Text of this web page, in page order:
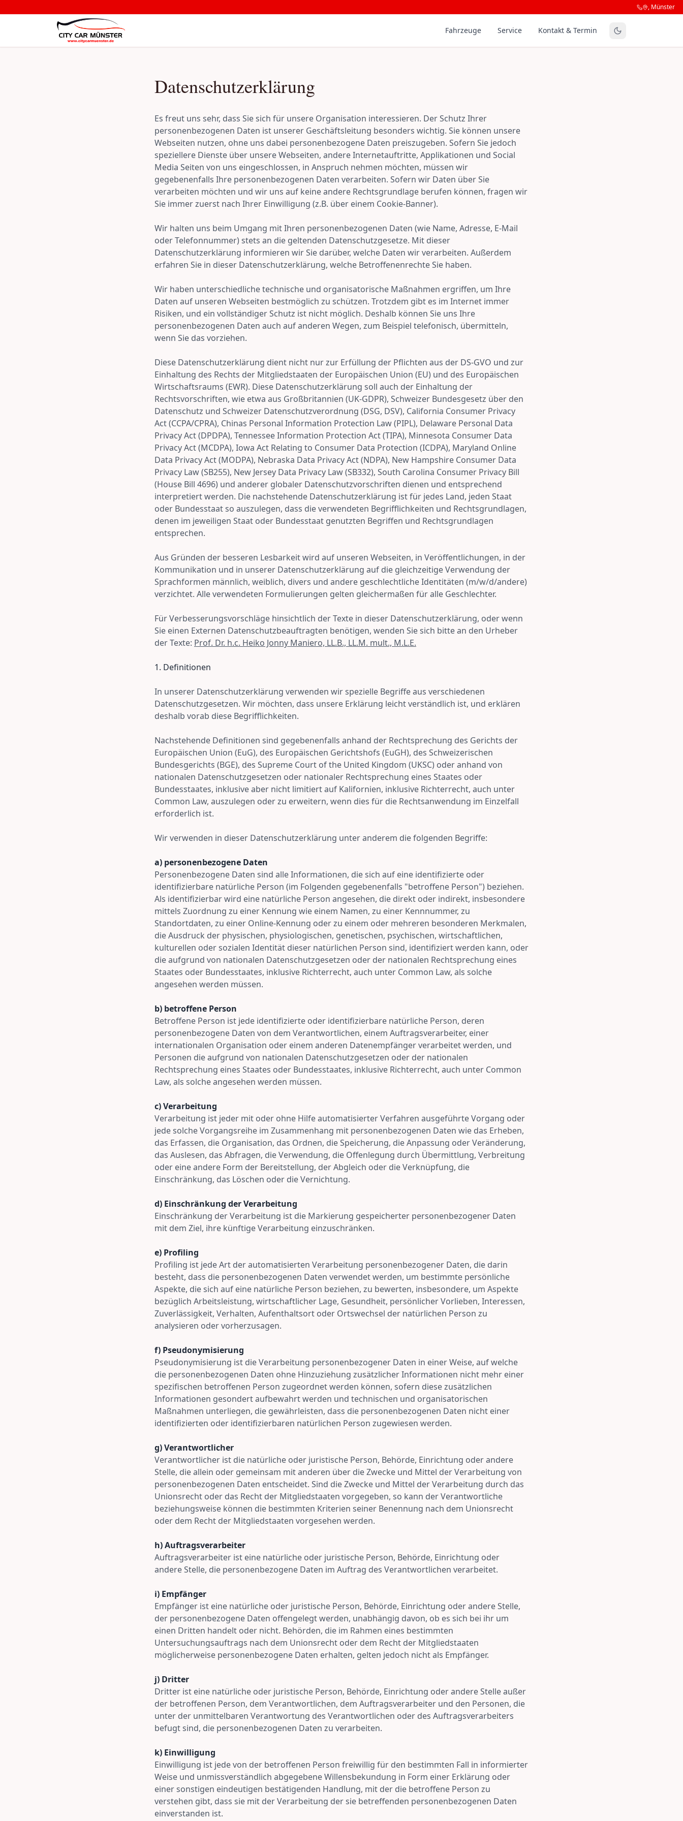
, Münster
Fahrzeuge Service Kontakt & Termin
Datenschutzerklärung
Es freut uns sehr, dass Sie sich für unsere Organisation interessieren. Der Schutz Ihrer
personenbezogenen Daten ist unserer Geschäftsleitung besonders wichtig. Sie können unsere
Webseiten nutzen, ohne uns dabei personenbezogene Daten preiszugeben. Sofern Sie jedoch
speziellere Dienste über unsere Webseiten, andere Internetauftritte, Applikationen und Social
Media Seiten von uns eingeschlossen, in Anspruch nehmen möchten, müssen wir
gegebenenfalls Ihre personenbezogenen Daten verarbeiten. Sofern wir Daten über Sie
verarbeiten möchten und wir uns auf keine andere Rechtsgrundlage berufen können, fragen wir
Sie immer zuerst nach Ihrer Einwilligung (z.B. über einem Cookie-Banner).
Wir halten uns beim Umgang mit Ihren personenbezogenen Daten (wie Name, Adresse, E-Mail
oder Telefonnummer) stets an die geltenden Datenschutzgesetze. Mit dieser
Datenschutzerklärung informieren wir Sie darüber, welche Daten wir verarbeiten. Außerdem
erfahren Sie in dieser Datenschutzerklärung, welche Betroffenenrechte Sie haben.
Wir haben unterschiedliche technische und organisatorische Maßnahmen ergriffen, um Ihre
Daten auf unseren Webseiten bestmöglich zu schützen. Trotzdem gibt es im Internet immer
Risiken, und ein vollständiger Schutz ist nicht möglich. Deshalb können Sie uns Ihre
personenbezogenen Daten auch auf anderen Wegen, zum Beispiel telefonisch, übermitteln,
wenn Sie das vorziehen.
Diese Datenschutzerklärung dient nicht nur zur Erfüllung der Pflichten aus der DS-GVO und zur
Einhaltung des Rechts der Mitgliedstaaten der Europäischen Union (EU) und des Europäischen
Wirtschaftsraums (EWR). Diese Datenschutzerklärung soll auch der Einhaltung der
Rechtsvorschriften, wie etwa aus Großbritannien (UK-GDPR), Schweizer Bundesgesetz über den
Datenschutz und Schweizer Datenschutzverordnung (DSG, DSV), California Consumer Privacy
Act (CCPA/CPRA), Chinas Personal Information Protection Law (PIPL), Delaware Personal Data
Privacy Act (DPDPA), Tennessee Information Protection Act (TIPA), Minnesota Consumer Data
Privacy Act (MCDPA), Iowa Act Relating to Consumer Data Protection (ICDPA), Maryland Online
Data Privacy Act (MODPA), Nebraska Data Privacy Act (NDPA), New Hampshire Consumer Data
Privacy Law (SB255), New Jersey Data Privacy Law (SB332), South Carolina Consumer Privacy Bill
(House Bill 4696) und anderer globaler Datenschutzvorschriften dienen und entsprechend
interpretiert werden. Die nachstehende Datenschutzerklärung ist für jedes Land, jeden Staat
oder Bundesstaat so auszulegen, dass die verwendeten Begrifflichkeiten und Rechtsgrundlagen,
denen im jeweiligen Staat oder Bundesstaat genutzten Begriffen und Rechtsgrundlagen
entsprechen.
Aus Gründen der besseren Lesbarkeit wird auf unseren Webseiten, in Veröffentlichungen, in der
Kommunikation und in unserer Datenschutzerklärung auf die gleichzeitige Verwendung der
Sprachformen männlich, weiblich, divers und andere geschlechtliche Identitäten (m/w/d/andere)
verzichtet. Alle verwendeten Formulierungen gelten gleichermaßen für alle Geschlechter.
Für Verbesserungsvorschläge hinsichtlich der Texte in dieser Datenschutzerklärung, oder wenn
Sie einen Externen Datenschutzbeauftragten benötigen, wenden Sie sich bitte an den Urheber
der Texte: Prof. Dr. h.c. Heiko Jonny Maniero, LL.B., LL.M. mult., M.L.E.
1. Definitionen
In unserer Datenschutzerklärung verwenden wir spezielle Begriffe aus verschiedenen
Datenschutzgesetzen. Wir möchten, dass unsere Erklärung leicht verständlich ist, und erklären
deshalb vorab diese Begrifflichkeiten.
Nachstehende Definitionen sind gegebenenfalls anhand der Rechtsprechung des Gerichts der
Europäischen Union (EuG), des Europäischen Gerichtshofs (EuGH), des Schweizerischen
Bundesgerichts (BGE), des Supreme Court of the United Kingdom (UKSC) oder anhand von
nationalen Datenschutzgesetzen oder nationaler Rechtsprechung eines Staates oder
Bundesstaates, inklusive aber nicht limitiert auf Kalifornien, inklusive Richterrecht, auch unter
Common Law, auszulegen oder zu erweitern, wenn dies für die Rechtsanwendung im Einzelfall
erforderlich ist.
Wir verwenden in dieser Datenschutzerklärung unter anderem die folgenden Begriffe:
a) personenbezogene Daten
Personenbezogene Daten sind alle Informationen, die sich auf eine identifizierte oder
identifizierbare natürliche Person (im Folgenden gegebenenfalls "betroffene Person") beziehen.
Als identifizierbar wird eine natürliche Person angesehen, die direkt oder indirekt, insbesondere
mittels Zuordnung zu einer Kennung wie einem Namen, zu einer Kennnummer, zu
Standortdaten, zu einer Online-Kennung oder zu einem oder mehreren besonderen Merkmalen,
die Ausdruck der physischen, physiologischen, genetischen, psychischen, wirtschaftlichen,
kulturellen oder sozialen Identität dieser natürlichen Person sind, identifiziert werden kann, oder
die aufgrund von nationalen Datenschutzgesetzen oder der nationalen Rechtsprechung eines
Staates oder Bundesstaates, inklusive Richterrecht, auch unter Common Law, als solche
angesehen werden müssen.
b) betroffene Person
Betroffene Person ist jede identifizierte oder identifizierbare natürliche Person, deren
personenbezogene Daten von dem Verantwortlichen, einem Auftragsverarbeiter, einer
internationalen Organisation oder einem anderen Datenempfänger verarbeitet werden, und
Personen die aufgrund von nationalen Datenschutzgesetzen oder der nationalen
Rechtsprechung eines Staates oder Bundesstaates, inklusive Richterrecht, auch unter Common
Law, als solche angesehen werden müssen.
c) Verarbeitung
Verarbeitung ist jeder mit oder ohne Hilfe automatisierter Verfahren ausgeführte Vorgang oder
jede solche Vorgangsreihe im Zusammenhang mit personenbezogenen Daten wie das Erheben,
das Erfassen, die Organisation, das Ordnen, die Speicherung, die Anpassung oder Veränderung,
das Auslesen, das Abfragen, die Verwendung, die Offenlegung durch Übermittlung, Verbreitung
oder eine andere Form der Bereitstellung, der Abgleich oder die Verknüpfung, die
Einschränkung, das Löschen oder die Vernichtung.
d) Einschränkung der Verarbeitung
Einschränkung der Verarbeitung ist die Markierung gespeicherter personenbezogener Daten
mit dem Ziel, ihre künftige Verarbeitung einzuschränken.
e) Profiling
Profiling ist jede Art der automatisierten Verarbeitung personenbezogener Daten, die darin
besteht, dass die personenbezogenen Daten verwendet werden, um bestimmte persönliche
Aspekte, die sich auf eine natürliche Person beziehen, zu bewerten, insbesondere, um Aspekte
bezüglich Arbeitsleistung, wirtschaftlicher Lage, Gesundheit, persönlicher Vorlieben, Interessen,
Zuverlässigkeit, Verhalten, Aufenthaltsort oder Ortswechsel der natürlichen Person zu
analysieren oder vorherzusagen.
f) Pseudonymisierung
Pseudonymisierung ist die Verarbeitung personenbezogener Daten in einer Weise, auf welche
die personenbezogenen Daten ohne Hinzuziehung zusätzlicher Informationen nicht mehr einer
spezifischen betroffenen Person zugeordnet werden können, sofern diese zusätzlichen
Informationen gesondert aufbewahrt werden und technischen und organisatorischen
Maßnahmen unterliegen, die gewährleisten, dass die personenbezogenen Daten nicht einer
identifizierten oder identifizierbaren natürlichen Person zugewiesen werden.
g) Verantwortlicher
Verantwortlicher ist die natürliche oder juristische Person, Behörde, Einrichtung oder andere
Stelle, die allein oder gemeinsam mit anderen über die Zwecke und Mittel der Verarbeitung von
personenbezogenen Daten entscheidet. Sind die Zwecke und Mittel der Verarbeitung durch das
Unionsrecht oder das Recht der Mitgliedstaaten vorgegeben, so kann der Verantwortliche
beziehungsweise können die bestimmten Kriterien seiner Benennung nach dem Unionsrecht
oder dem Recht der Mitgliedstaaten vorgesehen werden.
h) Auftragsverarbeiter
Auftragsverarbeiter ist eine natürliche oder juristische Person, Behörde, Einrichtung oder
andere Stelle, die personenbezogene Daten im Auftrag des Verantwortlichen verarbeitet.
i) Empfänger
Empfänger ist eine natürliche oder juristische Person, Behörde, Einrichtung oder andere Stelle,
der personenbezogene Daten offengelegt werden, unabhängig davon, ob es sich bei ihr um
einen Dritten handelt oder nicht. Behörden, die im Rahmen eines bestimmten
Untersuchungsauftrags nach dem Unionsrecht oder dem Recht der Mitgliedstaaten
möglicherweise personenbezogene Daten erhalten, gelten jedoch nicht als Empfänger.
j) Dritter
Dritter ist eine natürliche oder juristische Person, Behörde, Einrichtung oder andere Stelle außer
der betroffenen Person, dem Verantwortlichen, dem Auftragsverarbeiter und den Personen, die
unter der unmittelbaren Verantwortung des Verantwortlichen oder des Auftragsverarbeiters
befugt sind, die personenbezogenen Daten zu verarbeiten.
k) Einwilligung
Einwilligung ist jede von der betroffenen Person freiwillig für den bestimmten Fall in informierter
Weise und unmissverständlich abgegebene Willensbekundung in Form einer Erklärung oder
einer sonstigen eindeutigen bestätigenden Handlung, mit der die betroffene Person zu
verstehen gibt, dass sie mit der Verarbeitung der sie betreffenden personenbezogenen Daten
einverstanden ist.